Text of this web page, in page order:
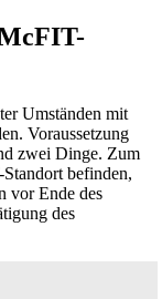
Umständen mit
Voraussetzung
zwei Dinge. Zum
befinden,
vor Ende des
des